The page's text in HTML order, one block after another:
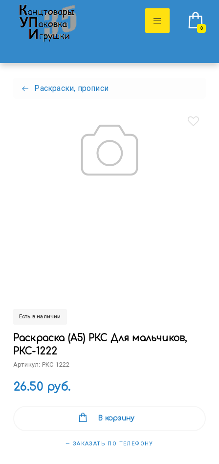
0
Раскраски, прописи
Есть в наличии
Раскраска (А5) РКС Для мальчиков,
РКС-1222
Артикул: РКС-1222
26.50 руб.
В корзину
— ЗАКАЗАТЬ ПО ТЕЛЕФОНУ